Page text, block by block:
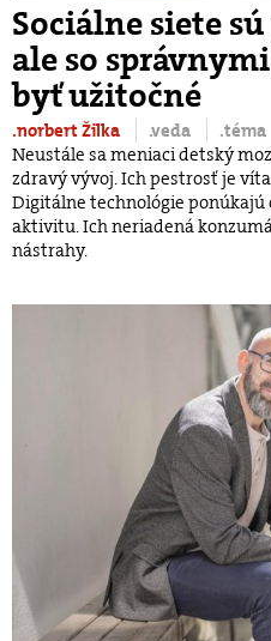
Sociálne siete
ale so
byť užitočné
.norbert Žilka .veda .téma
Neustále sa meniaci detský
zdravý vývoj. Ich pestrosť je
Digitálne technológie
aktivitu. Ich neriadená
nástrahy.